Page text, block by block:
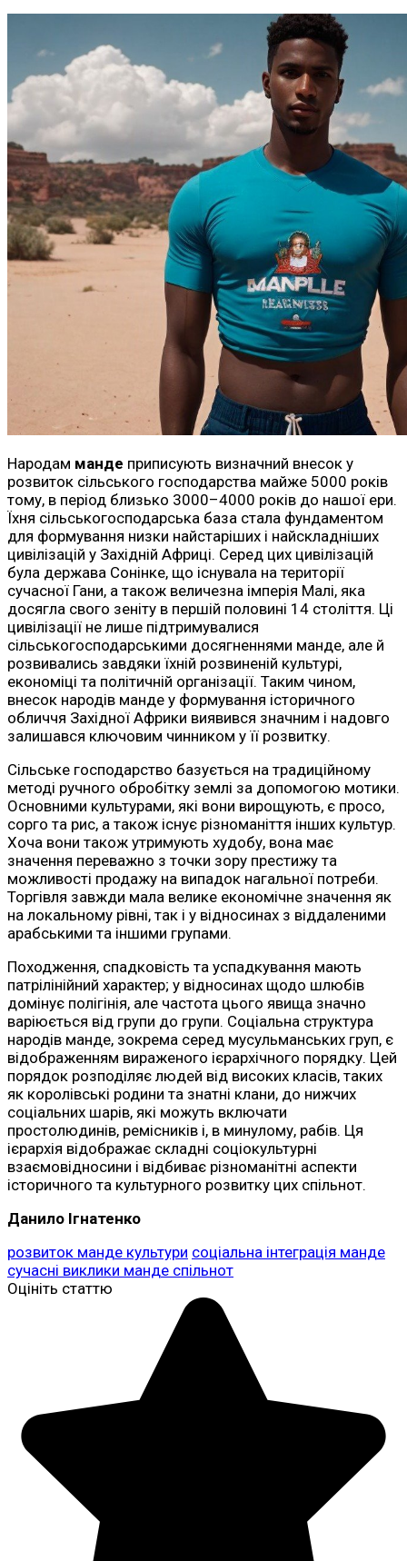
Народам манде приписують визначний внесок у
розвиток сільського господарства майже 5000 років
тому, в період близько 3000–4000 років до нашої ери.
Їхня сільськогосподарська база стала фундаментом
для формування низки найстаріших і найскладніших
цивілізацій у Західній Африці. Серед цих цивілізацій
була держава Сонінке, що існувала на території
сучасної Гани, а також величезна імперія Малі, яка
досягла свого зеніту в першій половині 14 століття. Ці
цивілізації не лише підтримувалися
сільськогосподарськими досягненнями манде, але й
розвивались завдяки їхній розвиненій культурі,
економіці та політичній організації. Таким чином,
внесок народів манде у формування історичного
обличчя Західної Африки виявився значним і надовго
залишався ключовим чинником у її розвитку.
Сільське господарство базується на традиційному
методі ручного обробітку землі за допомогою мотики.
Основними культурами, які вони вирощують, є просо,
сорго та рис, а також існує різноманіття інших культур.
Хоча вони також утримують худобу, вона має
значення переважно з точки зору престижу та
можливості продажу на випадок нагальної потреби.
Торгівля завжди мала велике економічне значення як
на локальному рівні, так і у відносинах з віддаленими
арабськими та іншими групами.
Походження, спадковість та успадкування мають
патрілінійний характер; у відносинах щодо шлюбів
домінує полігінія, але частота цього явища значно
варіюється від групи до групи. Соціальна структура
народів манде, зокрема серед мусульманських груп, є
відображенням вираженого ієрархічного порядку. Цей
порядок розподіляє людей від високих класів, таких
як королівські родини та знатні клани, до нижчих
соціальних шарів, які можуть включати
простолюдинів, ремісників і, в минулому, рабів. Ця
ієрархія відображає складні соціокультурні
взаємовідносини і відбиває різноманітні аспекти
історичного та культурного розвитку цих спільнот.
Данило Ігнатенко
розвиток манде культури соціальна інтеграція манде
сучасні виклики манде спільнот
Оцініть статтю